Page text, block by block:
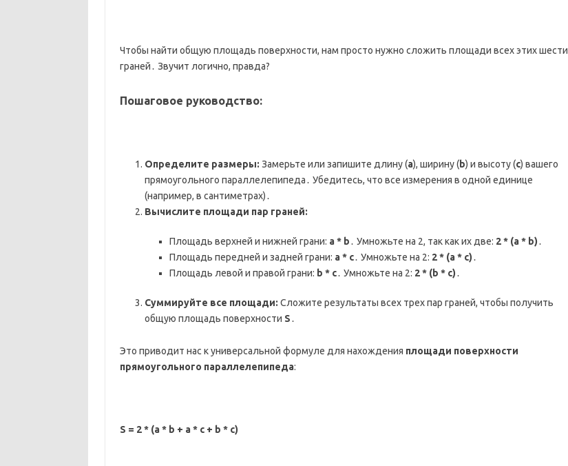
Чтобы найти общую площадь поверхности, нам просто нужно сложить площади всех этих шести
граней․ Звучит логично, правда?
Пошаговое руководство:
Определите размеры: Замерьте или запишите длину (a), ширину (b) и высоту (c) вашего
прямоугольного параллелепипеда․ Убедитесь, что все измерения в одной единице
(например, в сантиметрах)․
Вычислите площади пар граней:
Площадь верхней и нижней грани: a * b․ Умножьте на 2, так как их две: 2 * (a * b)․
Площадь передней и задней грани: a * c․ Умножьте на 2: 2 * (a * c)․
Площадь левой и правой грани: b * c․ Умножьте на 2: 2 * (b * c)․
Суммируйте все площади: Сложите результаты всех трех пар граней, чтобы получить
общую площадь поверхности S․
Это приводит нас к универсальной формуле для нахождения площади поверхности
прямоугольного параллелепипеда:
S = 2 * (a * b + a * c + b * c)